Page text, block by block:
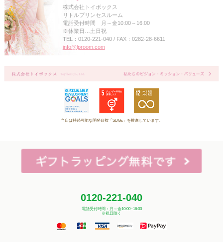
株式会社トイボックス
リトルプリンセスルーム
電話受付時間 月～金10:00～16:00
※休業日…土日祝
TEL：0120-221-040 / FAX：0282-28-6611
info@lproom.com
当店は持続可能な開発目標「SDGs」を推進しています。
0120-221-040
電話受付時間：月～金10:00~16:00
※祝日除く